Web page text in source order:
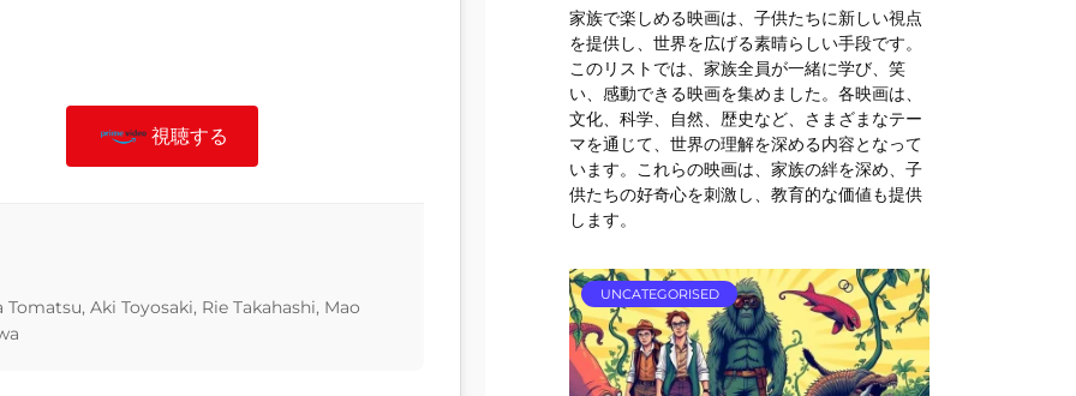
視聴する
Aki Toyosaki, Rie Takahashi, Mao
家族で楽しめる映画は、子供たちに新しい視点
を提供し、世界を広げる素晴らしい手段です。
このリストでは、家族全員が一緒に学び、笑
い、感動できる映画を集めました。各映画は、
文化、科学、自然、歴史など、さまざまなテー
マを通じて、世界の理解を深める内容となって
います。これらの映画は、家族の絆を深め、子
供たちの好奇心を刺激し、教育的な価値も提供
します。
UNCATEGORISED